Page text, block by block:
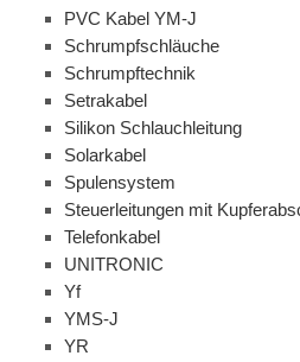
PVC Kabel YM-J
Schrumpfschläuche
Schrumpftechnik
Setrakabel
Silikon Schlauchleitung
Solarkabel
Spulensystem
Steuerleitungen mit
Telefonkabel
UNITRONIC
Yf
YMS-J
YR